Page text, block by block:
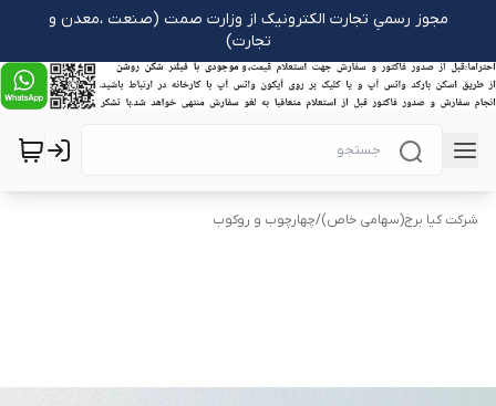
مجوز رسمیِ تجارت الکترونیک از وزارت صمت (صنعت ،معدن و
تجارت)
شرکت کیا برج(سهامی خاص)/چهارچوب و روکوب